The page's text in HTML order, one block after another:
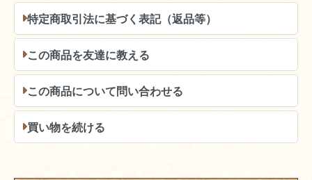
特定商取引法に基づく表記（返品等）
この商品を友達に教える
この商品について問い合わせる
買い物を続ける